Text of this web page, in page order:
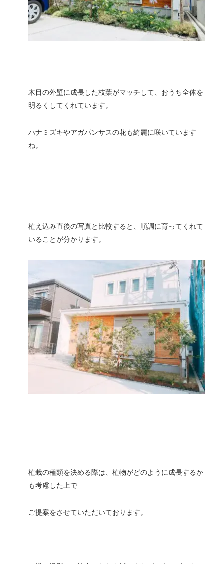
木目の外壁に成長した枝葉がマッチして、おうち全体を
明るくしてくれています。
ハナミズキやアガパンサスの花も綺麗に咲いています
ね。
植え込み直後の写真と比較すると、順調に育ってくれて
いることが分かります。
植栽の種類を決める際は、植物がどのように成長するか
も考慮した上で
ご提案をさせていただいております。